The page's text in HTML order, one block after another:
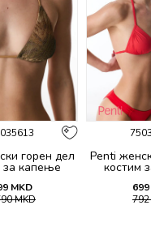
горeн дел
за капење
MKD
MKD
Penti
костим
699
792